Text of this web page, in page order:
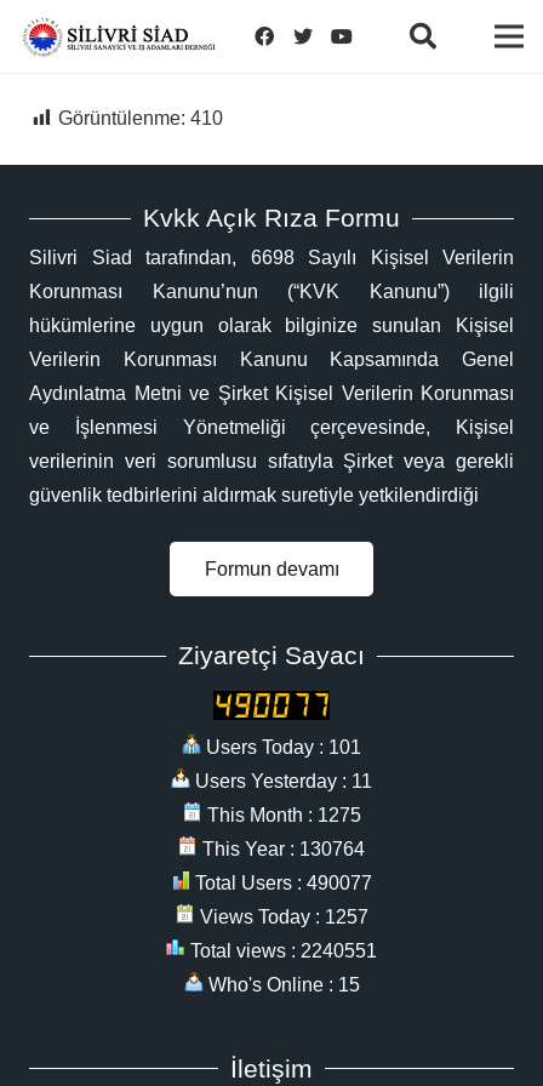
Görüntülenme: 410
Kvkk Açık Rıza Formu
Silivri Siad tarafından, 6698 Sayılı Kişisel Verilerin
Korunması Kanunu’nun (“KVK Kanunu”) ilgili
hükümlerine uygun olarak bilginize sunulan Kişisel
Verilerin Korunması Kanunu Kapsamında Genel
Aydınlatma Metni ve Şirket Kişisel Verilerin Korunması
ve İşlenmesi Yönetmeliği çerçevesinde, Kişisel
verilerinin veri sorumlusu sıfatıyla Şirket veya gerekli
güvenlik tedbirlerini aldırmak suretiyle yetkilendirdiği
Formun devamı
Ziyaretçi Sayacı
Users Today : 101
Users Yesterday : 11
This Month : 1275
This Year : 130764
Total Users : 490077
Views Today : 1257
Total views : 2240551
Who's Online : 15
İletişim